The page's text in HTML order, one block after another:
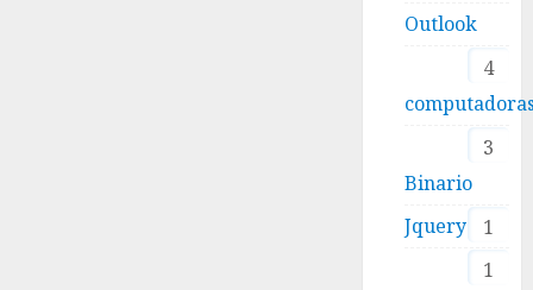
Outlook
4
3
Binario
1
Jquery
1